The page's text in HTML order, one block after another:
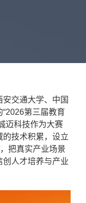
交通大学、中国
第三届教育
迈科技作为大赛
技术积累，设立
把真实产业场景
人才培养与产业